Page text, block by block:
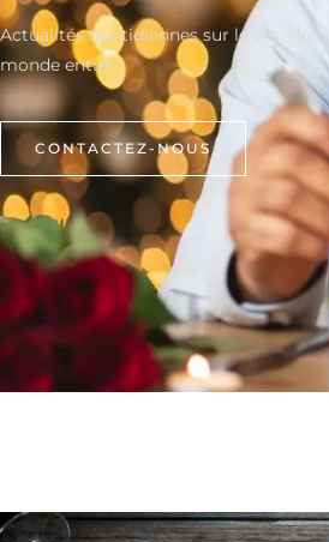
Actualités quotidiennes sur le vin –
monde entier.
CONTACTEZ-NOUS